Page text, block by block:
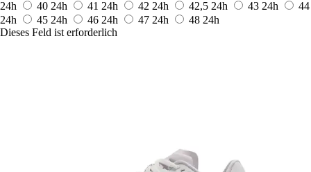
24h
40 24h 41 24h 42 24h 42,5 24h 43 24h
44
24h
45 24h 46 24h 47 24h 48 24h
Dieses Feld ist erforderlich